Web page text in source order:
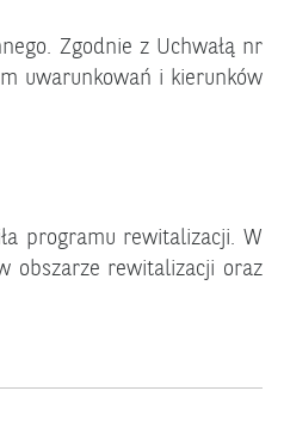
Zgodnie z Uchwałą nr
uwarunkowań i kierunków
programu rewitalizacji. W
obszarze rewitalizacji oraz